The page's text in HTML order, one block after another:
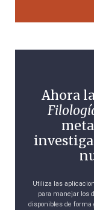
Ahora
Utiliza las
para manejar los
disponibles de forma